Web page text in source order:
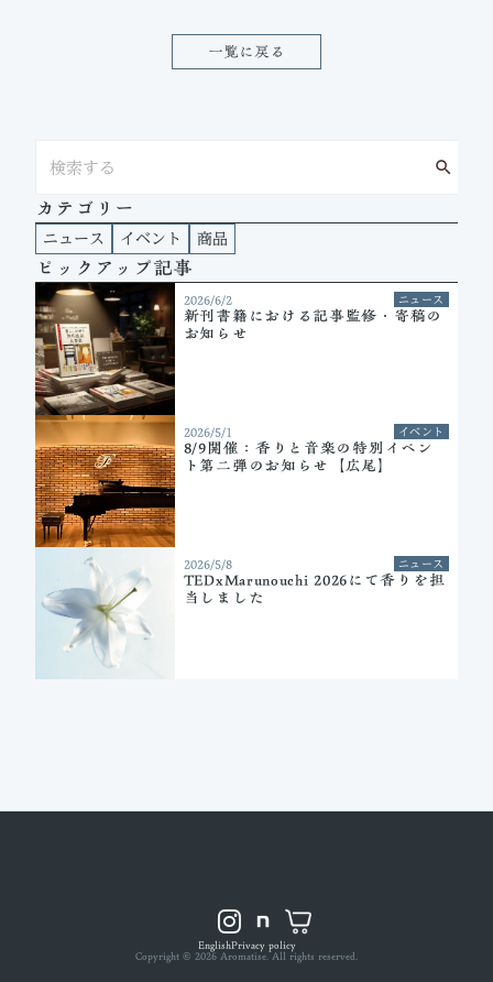
一覧に戻る
search
カテゴリー
ニュース イベント 商品
ピックアップ記事
2026/6/2 ニュース
新刊書籍における記事監修・寄稿の
お知らせ
2026/5/1 イベント
8/9開催：香りと音楽の特別イベン
ト第二弾のお知らせ【広尾】
2026/5/8 ニュース
TEDxMarunouchi 2026にて香りを担
当しました
EnglishPrivacy policy
Copyright ©︎ 2026 Aromatise. All rights reserved.